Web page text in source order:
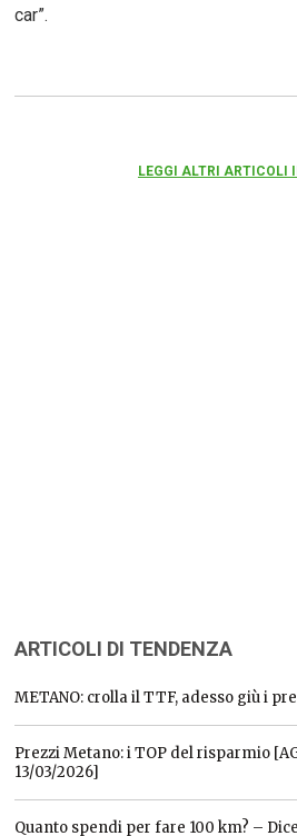
car”.
LEGGI ALTRI ARTICOLI
ARTICOLI DI TENDENZA
METANO: crolla il TTF, adesso giù i
Prezzi Metano: i TOP del risparmio
13/03/2026]
Quanto spendi per fare 100 km? –